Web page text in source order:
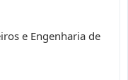
e Engenharia de